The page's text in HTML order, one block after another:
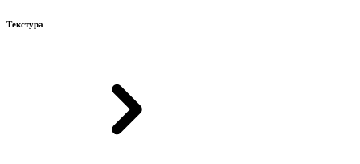
Текстура